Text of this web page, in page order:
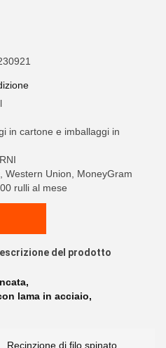
in cartone e imballaggi in
Western Union, MoneyGram
rulli al mese
del prodotto
,
lama in acciaio,
Recinzione di filo spinato